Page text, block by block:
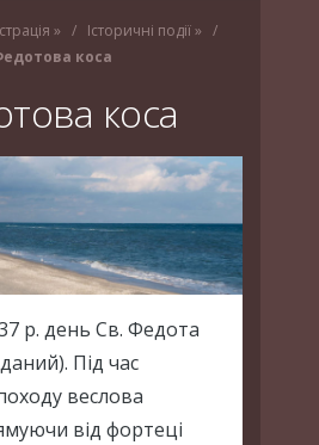
» Історичні події»
коса
коса
р. день Св. Федота
Під час
веслова
від фортеці